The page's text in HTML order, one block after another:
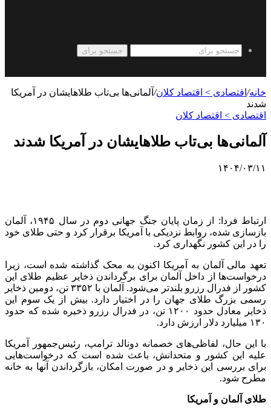
جستجو برای
خانه/ اقتصادی > اقتصاد کلان/ آلمانی‌ها بی‌تاب طلاهایشان در آمریکا
شدند
اقتصادی > اقتصاد کلان
آلمانی‌ها بی‌تاب طلاهایشان در آمریکا شدند
۱۴۰۴/۰۳/۱۱
ارتباط فردا: از زمان پایان جنگ جهانی دوم در سال ۱۹۴۵، آلمان
بازسازی‌ شده، روابط نزدیکی با آمریکا برقرار کرد و حتی طلای خود
را در این کشور نگهداری کرد.
تعهد مالی آلمان به آمریکا اکنون به محک گذاشته شده است، زیرا
درخواست‌ها از داخل آلمان برای برگرداندن ذخایر عظیم طلای این
کشور از فدرال رزرو بلندتر می‌شود. آلمان با ۳۳۵۲ تن، دومین ذخایر
رسمی بزرگ طلای جهان را در اختیار دارد. بیش از یک سوم این
ذخایر معادل حدود ۱۲۰۰ تن، در فدرال رزرو ذخیره شده که حدود
۱۳۰ میلیارد دلار ارزش دارد.
با این حال، لفاظی‌های خصمانه دونالد ترامپ، رئیس‌جمهور آمریکا
علیه این کشور و متحدانش، باعث شده است که درخواست‌هایی
برای بررسی این ذخایر و در صورت امکان، بازگرداندن آنها به خانه
مطرح شود.
طلای آلمان و آمریکا